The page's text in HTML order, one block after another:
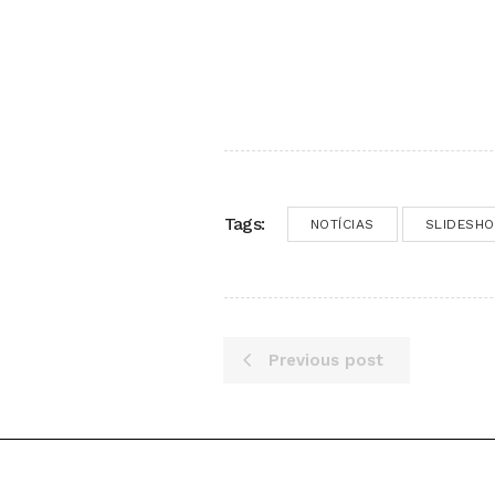
Tags: NOTÍCIAS
Previous post